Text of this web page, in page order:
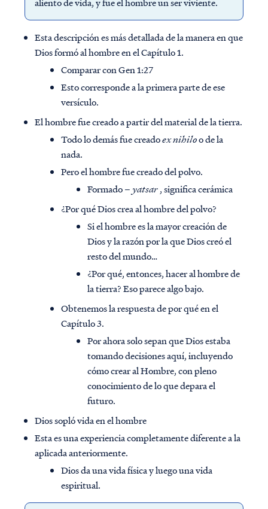
Esta descripción es más detallada de la manera en que
Dios formó al hombre en el Capítulo 1.
Comparar con Gen 1:27
Esto corresponde a la primera parte de ese
versículo.
El hombre fue creado a partir del material de la tierra.
Todo lo demás fue creadoex nihiloo de la
nada.
Pero el hombre fue creado del polvo.
Formado –yatsar, significa cerámica
¿Por qué Dios crea al hombre del polvo?
Si el hombre es la mayor creación de
Dios y la razón por la que Dios creó el
resto del mundo…
¿Por qué, entonces, hacer al hombre de
la tierra? Eso parece algo bajo.
Obtenemos la respuesta de por qué en el
Capítulo 3.
Por ahora solo sepan que Dios estaba
tomando decisiones aquí, incluyendo
cómo crear al Hombre, con pleno
conocimiento de lo que depara el
futuro.
Dios sopló vida en el hombre
Esta es una experiencia completamente diferente a la
aplicada anteriormente.
Dios da una vida física y luego una vida
espiritual.